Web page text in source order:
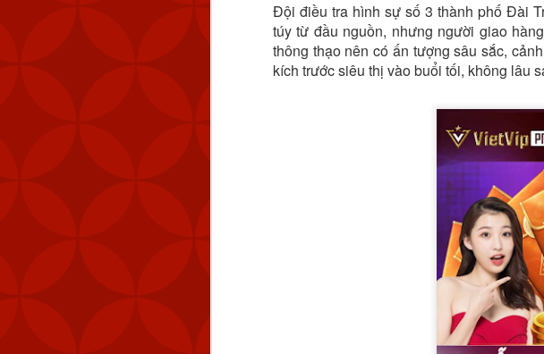
Đội điều tra hình sự số 3 thành phố Đài
túy từ đầu nguồn, nhưng người giao
thông thạo nên có ấn tượng sâu sắc,
kích trước siêu thị vào buổi tối, không lâu
MND cũng đã theo dõi một khinh khí cầu của
km (83 NM) về phía tây lúc 12:56 trưa. Khinh
Tính đến thời điểm hiện tại trong tháng này,
Quốc. Kể từ tháng 9 năm 2020, Trung Quốc
lượng máy bay quân sự và tàu hải quân hoạt